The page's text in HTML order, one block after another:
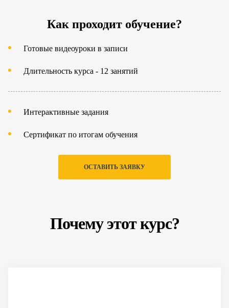
Как проходит обучение?
Готовые видеоуроки в записи
Длительность курса - 12 занятий
Интерактивные задания
Сертификат по итогам обучения
ОСТАВИТЬ ЗАЯВКУ
Почему этот курс?